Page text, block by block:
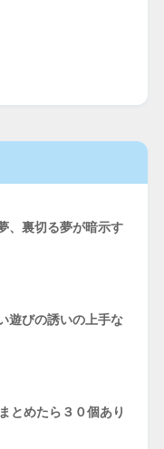
、裏切る夢が暗示す
遊びの誘いの上手な
とめたら３０個あり